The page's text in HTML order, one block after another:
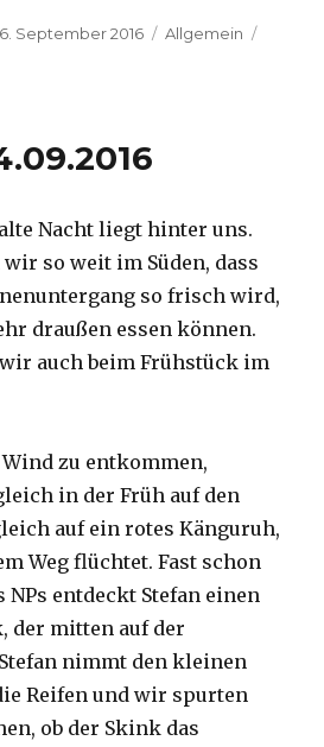
September 2016 Kategorien
Allgemein
Nacht liegt hinter uns.
so weit im Süden, dass
so frisch wird,
draußen essen können.
auch beim Frühstück im
zu entkommen,
in der Früh auf den
auf ein rotes Känguruh,
Weg flüchtet. Fast schon
NPs entdeckt Stefan einen
der mitten auf der
nimmt den kleinen
Reifen und wir spurten
ob der Skink das